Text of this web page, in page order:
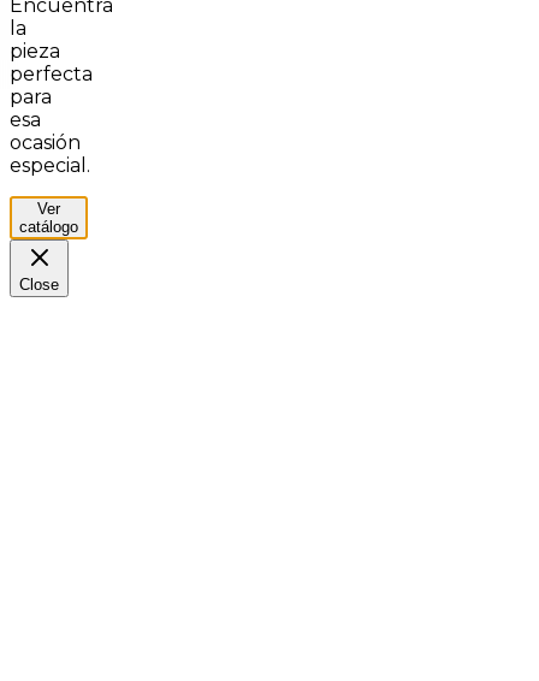
Encuentra
la
pieza
perfecta
para
esa
ocasión
especial.
Ver
catálogo
Close